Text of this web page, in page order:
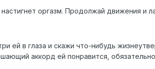
настигнет оргазм. Продолжай движения и
ей в глаза и скажи что-нибудь
аккорд ей понравится,